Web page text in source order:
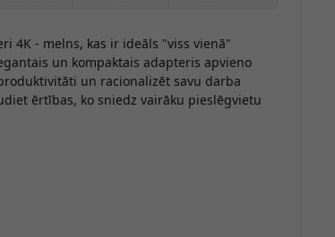
4K - melns, kas ir ideāls "viss vienā"
un kompaktais adapteris apvieno
un racionalizēt savu darba
ērtības, ko sniedz vairāku pieslēgvietu